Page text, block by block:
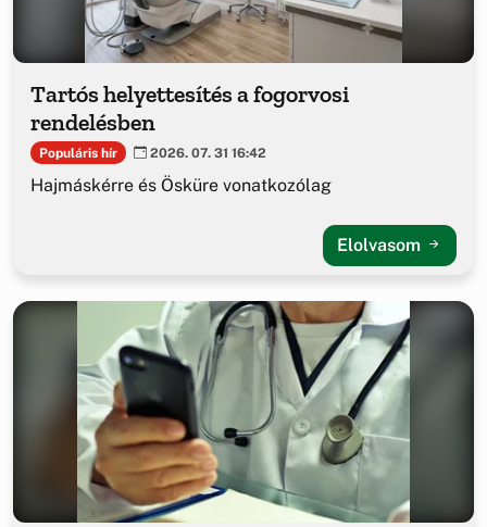
Tartós helyettesítés a fogorvosi
rendelésben
Populáris hír 2026. 07. 31 16:42
Hajmáskérre és Ösküre vonatkozólag
Elolvasom